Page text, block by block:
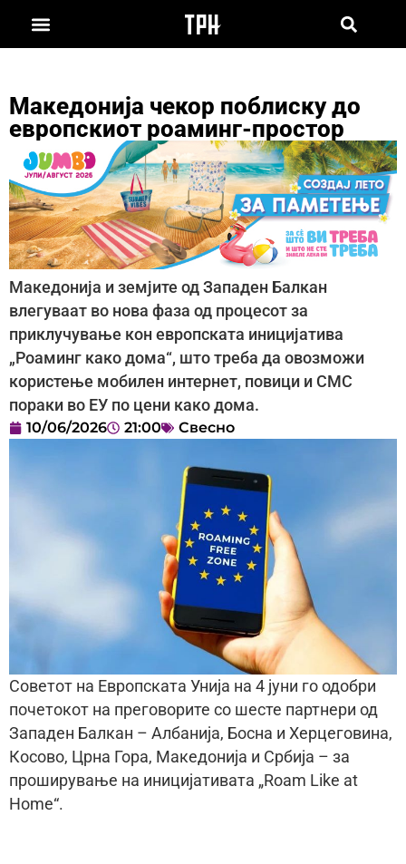
Македонија чекор поблиску до
европскиот роаминг-простор
Македонија и земјите од Западен Балкан
влегуваат во нова фаза од процесот за
приклучување кон европската иницијатива
„Роаминг како дома“, што треба да овозможи
користење мобилен интернет, повици и СМС
пораки во ЕУ по цени како дома.
10/06/2026 21:00 Свесно
Советот на Европската Унија на 4 јуни го одобри
почетокот на преговорите со шесте партнери од
Западен Балкан – Албанија, Босна и Херцеговина,
Косово, Црна Гора, Македонија и Србија – за
проширување на иницијативата „Roam Like at
Home“.